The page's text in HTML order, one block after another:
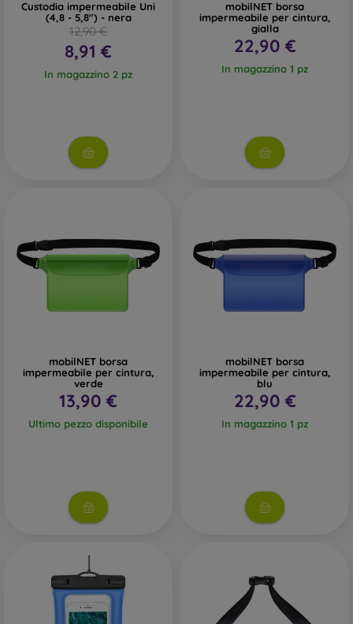
Custodia impermeabile Uni
(4,8 - 5,8") - nera
12,90 €
8,91 €
In magazzino 2 pz
mobilNET borsa
impermeabile per cintura,
gialla
22,90 €
In magazzino 1 pz
mobilNET borsa
impermeabile per cintura,
verde
13,90 €
Ultimo pezzo disponibile
mobilNET borsa
impermeabile per cintura,
blu
22,90 €
In magazzino 1 pz